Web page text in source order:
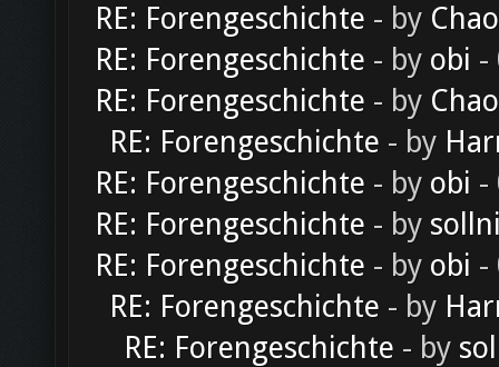
RE: Forengeschichte - by
RE: Forengeschichte - by obi -
RE: Forengeschichte - by
RE: Forengeschichte - by
RE: Forengeschichte - by obi -
RE: Forengeschichte - by
RE: Forengeschichte - by obi -
RE: Forengeschichte - by
RE: Forengeschichte - by